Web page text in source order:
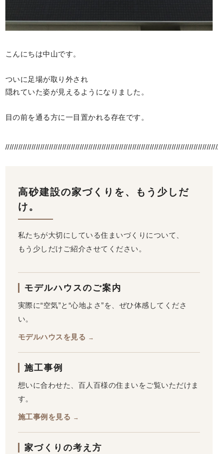
こんにちは中山です。
ついに足場が取り外され
隠れていた姿が見えるようになりました。
目の前を通る方に一目置かれる存在です。
高砂建設の家づくりを、もう少しだ
け。
私たちが大切にしている住まいづくりについて、
もう少しだけご紹介させてください。
モデルハウスのご案内
実際に“空気”と“心地よさ”を、ぜひ体感してくださ
い。
モデルハウスを見る →
施工事例
想いに合わせた、百人百様の住まいをご覧いただけま
す。
施工事例を見る →
家づくりの考え方